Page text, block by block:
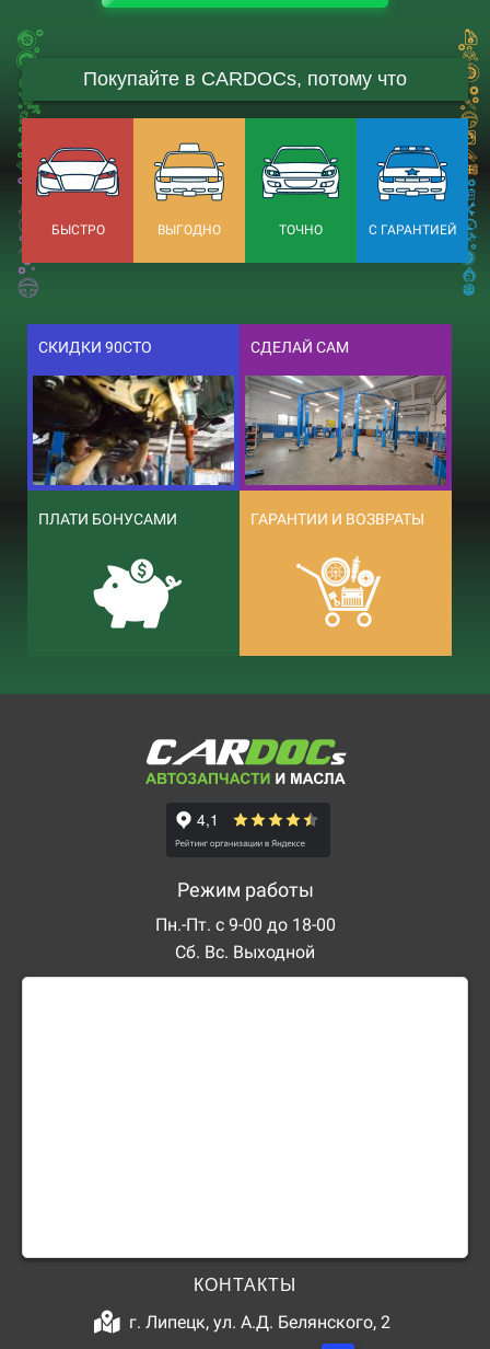
Покупайте в CARDOCs, потому что
БЫСТРО ВЫГОДНО ТОЧНО С ГАРАНТИЕЙ
СКИДКИ 90СТО СДЕЛАЙ САМ
ПЛАТИ БОНУСАМИ ГАРАНТИИ И ВОЗВРАТЫ
Режим работы
Пн.-Пт. с 9-00 до 18-00
Сб. Вс. Выходной
КОНТАКТЫ
г. Липецк, ул. А.Д. Белянского, 2